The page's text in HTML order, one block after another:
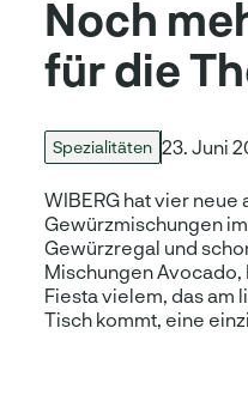
Noch
für die
Spezialitäten 23. Juni
WIBERG hat vier
Gewürzmischungen
Gewürzregal und
Mischungen Avocado,
Fiesta vielem, das am
Tisch kommt, eine